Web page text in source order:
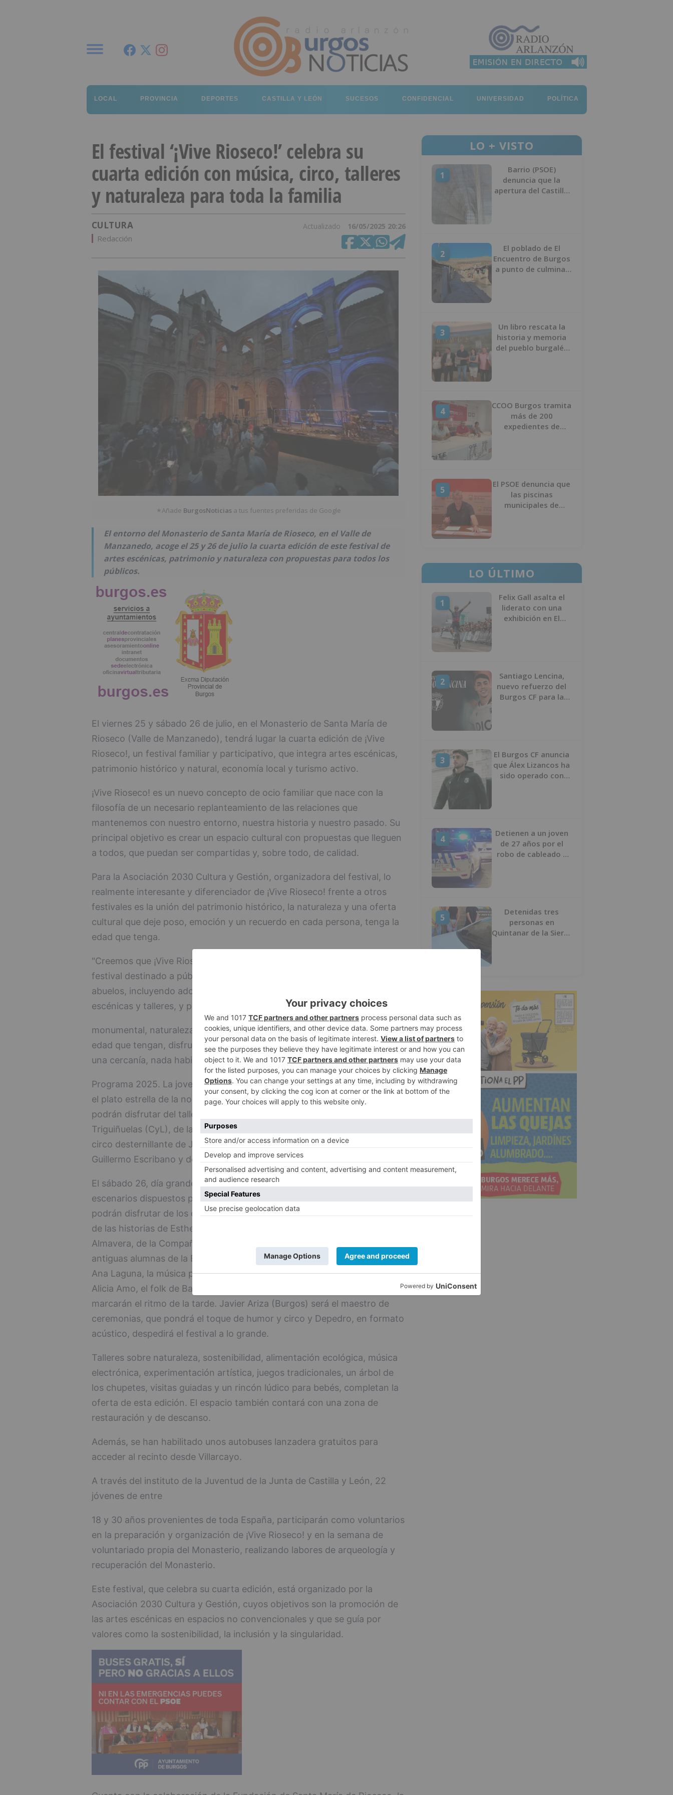
LOCAL PROVINCIA DEPORTES CASTILLA Y LEÓN SUCESOS CONFIDENCIAL UNIVERSIDAD POLÍTICA
El festival ‘¡Vive Rioseco!’ celebra su
cuarta edición con música, circo, talleres
y naturaleza para toda la familia
CULTURA Actualizado 16/05/2025 20:26
Redacción
★Añade BurgosNoticias a tus fuentes preferidas de Google
El entorno del Monasterio de Santa María de Rioseco, en el Valle de
Manzanedo, acoge el 25 y 26 de julio la cuarta edición de este festival de
artes escénicas, patrimonio y naturaleza con propuestas para todos los
públicos.
El viernes 25 y sábado 26 de julio, en el Monasterio de Santa María de
Rioseco (Valle de Manzanedo), tendrá lugar la cuarta edición de ¡Vive
Rioseco!, un festival familiar y participativo, que integra artes escénicas,
patrimonio histórico y natural, economía local y turismo activo.
¡Vive Rioseco! es un nuevo concepto de ocio familiar que nace con la
filosofía de un necesario replanteamiento de las relaciones que
mantenemos con nuestro entorno, nuestra historia y nuestro pasado. Su
principal objetivo es crear un espacio cultural con propuestas que lleguen
a todos, que puedan ser compartidas y, sobre todo, de calidad.
Para la Asociación 2030 Cultura y Gestión, organizadora del festival, lo
realmente interesante y diferenciador de ¡Vive Rioseco! frente a otros
festivales es la unión del patrimonio histórico, la naturaleza y una oferta
cultural que deje poso, emoción y un recuerdo en cada persona, tenga la
edad que tenga.
"Creemos que ¡Vive Rioseco! es diferente porque en España no hay un
festival destinado a público familiar de todas las edades ?desde bebés a
abuelos, incluyendo adolescentes- que aúne, por un lado, música, artes
escénicas y talleres, y por otro, patrimonio
monumental, naturaleza y turismo de interior... y que todos, tengan la
edad que tengan, disfruten, tengan su espacio, estén cómodos y tengan
una cercanía, nada habitual, con los artistas", señalan sus miembros.
Programa 2025. La joven cantante alicantinaøøø, Mafalda Cardenal, será
el plato estrella de la noche del viernes. Esa misma tarde, las familias
podrán disfrutar del taller y concierto para la primera infancia de
Triguiñuelas (CyL), de la música-circo de los Jazzson's Five (Burgos), del
circo desternillante de Javier Ariza, de la instalación lumínica del burgalés
Guillermo Escribano y de varios talleres para todas las edades.
El sábado 26, día grande del festival, numerosos artistas se subirán a los
escenarios dispuestos por el Monasterio cisterciense. Los más pequeños
podrán disfrutar de los conciertos para bebés de Yamparampán (CyL) y
de las historias de Esther By Me (CyL). El espectáculo de títeres,
Almavera, de la Compañía Etcétera (Andalucía), la danza itinerante de
antiguas alumnas de la Escuela Profesional de Danza de Castilla y León,
Ana Laguna, la música prehistórica de neønymus (Burgos), la lírica de
Alicia Amo, el folk de Barbacana (Burgos) y de María de la Flor (Madrid),
marcarán el ritmo de la tarde. Javier Ariza (Burgos) será el maestro de
ceremonias, que pondrá el toque de humor y circo y Depedro, en formato
acústico, despedirá el festival a lo grande.
Talleres sobre naturaleza, sostenibilidad, alimentación ecológica, música
electrónica, experimentación artística, juegos tradicionales, un árbol de
los chupetes, visitas guiadas y un rincón lúdico para bebés, completan la
oferta de esta edición. El espacio también contará con una zona de
restauración y de descanso.
Además, se han habilitado unos autobuses lanzadera gratuitos para
acceder al recinto desde Villarcayo.
A través del instituto de la Juventud de la Junta de Castilla y León, 22
jóvenes de entre
18 y 30 años provenientes de toda España, participarán como voluntarios
en la preparación y organización de ¡Vive Rioseco! y en la semana de
voluntariado propia del Monasterio, realizando labores de arqueología y
recuperación del Monasterio.
Este festival, que celebra su cuarta edición, está organizado por la
Asociación 2030 Cultura y Gestión, cuyos objetivos son la promoción de
las artes escénicas en espacios no convencionales y que se guía por
valores como la sostenibilidad, la inclusión y la singularidad.
LO + VISTO
1
Barrio (PSOE)
denuncia que la
apertura del Castillo
2
El poblado de El
Encuentro de Burgos
a punto de culminar
3
Un libro rescata la
historia y memoria
del pueblo burgalés
4
CCOO Burgos tramita
más de 200
expedientes de
5
El PSOE denuncia que
las piscinas
municipales de
LO ÚLTIMO
1
Felix Gall asalta el
liderato con una
exhibición en El
2
Santiago Lencina,
nuevo refuerzo del
Burgos CF para la
3
El Burgos CF anuncia
que Álex Lizancos ha
sido operado con
4
Detienen a un joven
de 27 años por el
robo de cableado y
5
Detenidas tres
personas en
Quintanar de la Sierra